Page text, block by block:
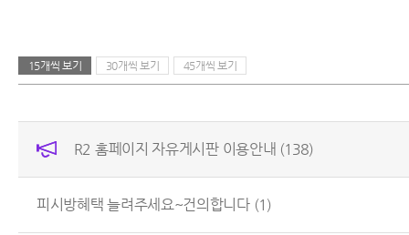
15개씩 보기 30개씩 보기 45개씩 보기
R2 홈페이지 자유게시판 이용안내 (138)
피시방혜택 늘려주세요~건의합니다 (1)